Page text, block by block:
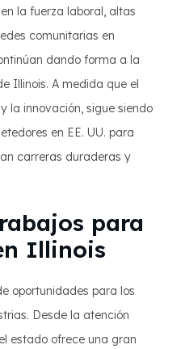
la fuerza laboral, altas
comunitarias en
dando forma a la
Illinois. A medida que el
la innovación, sigue siendo
en EE. UU. para
carreras duraderas y
para
Illinois
oportunidades para los
Desde la atención
estado ofrece una gran